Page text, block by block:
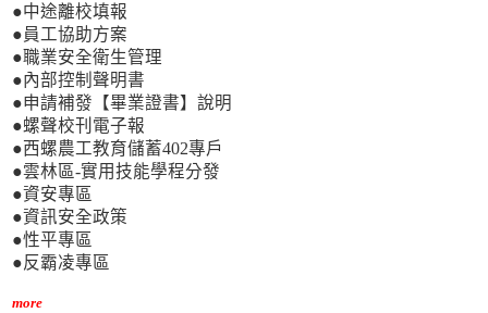
●中途離校填報
●員工協助方案
●職業安全衛生管理
●內部控制聲明書
●申請補發【畢業證書】說明
●螺聲校刊電子報
●西螺農工教育儲蓄402專戶
●雲林區-實用技能學程分發
●資安專區
●資訊安全政策
●性平專區
●反霸凌專區
more